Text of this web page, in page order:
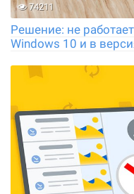
74211
Решение: не
Windows 10 и в